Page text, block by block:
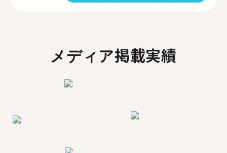
メディア掲載実績